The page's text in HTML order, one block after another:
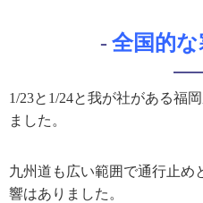
全国的な
1/23と1/24と我が社がある福
ました。
九州道も広い範囲で通行止め
響はありました。